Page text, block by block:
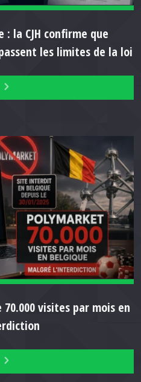
la CJH confirme que
les limites de la loi
visites par mois en